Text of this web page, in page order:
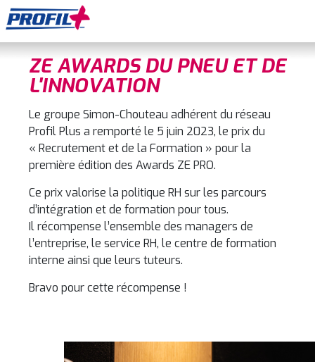
ZE AWARDS DU PNEU ET DE
L'INNOVATION
Le groupe Simon-Chouteau adhérent du réseau
Profil Plus a remporté le 5 juin 2023, le prix du
« Recrutement et de la Formation » pour la
première édition des Awards ZE PRO.
Ce prix valorise la politique RH sur les parcours
d’intégration et de formation pour tous.
Il récompense l’ensemble des managers de
l’entreprise, le service RH, le centre de formation
interne ainsi que leurs tuteurs.
Bravo pour cette récompense !